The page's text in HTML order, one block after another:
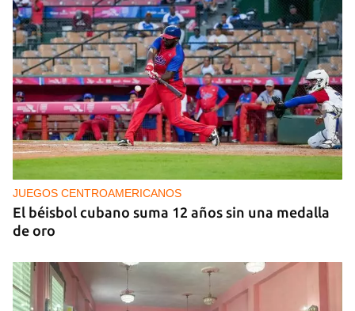
MÚSICA
Un público enamorado de Celia Cruz desafía la
censura en un homenaje en La Habana
JUEGOS CENTROAMERICANOS
El béisbol cubano suma 12 años sin una medalla
de oro